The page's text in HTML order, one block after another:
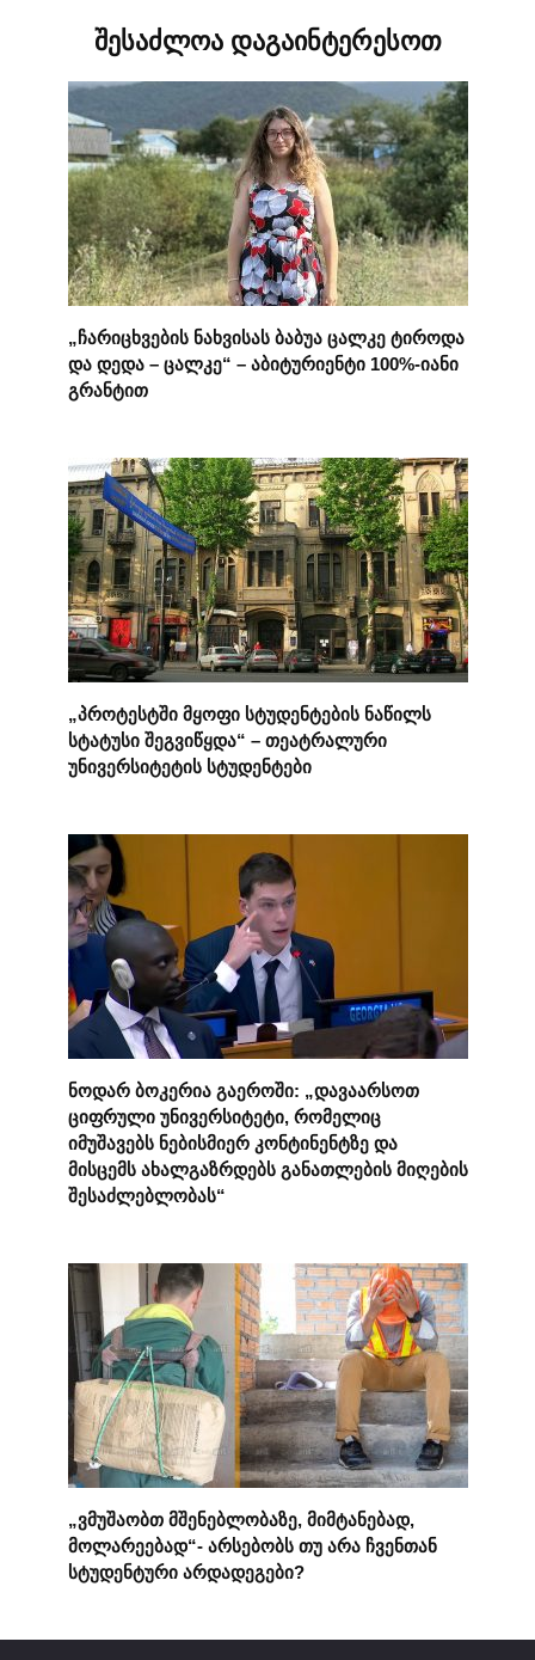
შესაძლოა დაგაინტერესოთ
„ჩარიცხვების ნახვისას ბაბუა ცალკე ტიროდა
და დედა – ცალკე“ – აბიტურიენტი 100%-იანი
გრანტით
„პროტესტში მყოფი სტუდენტების ნაწილს
სტატუსი შეგვიწყდა“ – თეატრალური
უნივერსიტეტის სტუდენტები
ნოდარ ბოკერია გაეროში: „დავაარსოთ
ციფრული უნივერსიტეტი, რომელიც
იმუშავებს ნებისმიერ კონტინენტზე და
მისცემს ახალგაზრდებს განათლების მიღების
შესაძლებლობას“
„ვმუშაობთ მშენებლობაზე, მიმტანებად,
მოლარეებად“- არსებობს თუ არა ჩვენთან
სტუდენტური არდადეგები?